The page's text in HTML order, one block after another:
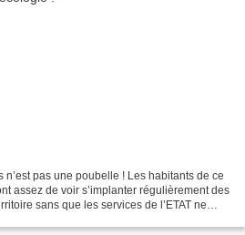
pas une poubelle ! Les habitants de ce
assez de voir s’implanter régulièrement des
sans que les services de l’ETAT ne